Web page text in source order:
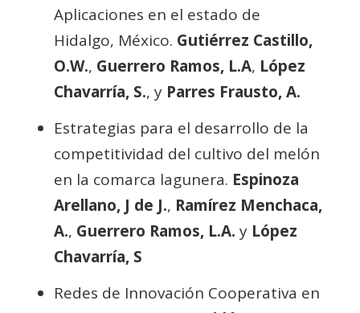
Aplicaciones en el estado de
Hidalgo, México. Gutiérrez Castillo,
O.W., Guerrero Ramos, L.A, López
Chavarría, S., y Parres Frausto, A.
Estrategias para el desarrollo de la
competitividad del cultivo del melón
en la comarca lagunera. Espinoza
Arellano, J de J., Ramírez Menchaca,
A., Guerrero Ramos, L.A. y López
Chavarría, S
Redes de Innovación Cooperativa en